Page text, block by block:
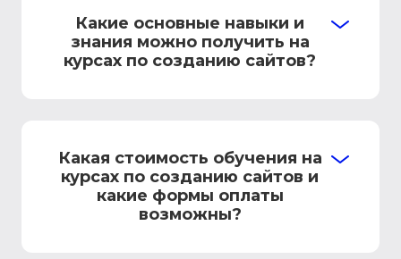
Какие основные навыки и
знания можно получить на
курсах по созданию сайтов?
Какая стоимость обучения на
курсах по созданию сайтов и
какие формы оплаты
возможны?